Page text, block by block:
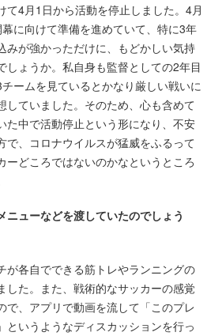
て4月1日から活動を停止しました。4月
に向けて準備を進めていて、特に3年
みが強かっただけに、もどかしい気持
しょうか。私自身も監督としての2年目
ームを見ているとかなり厳しい戦いに
していました。そのため、心も含めて
た中で活動停止という形になり、不安
で、コロナウイルスが猛威をふるって
ーどころではないのかなというところ
ューなどを渡していたのでしょう
が各自でできる筋トレやランニングの
した。また、戦術的なサッカーの感覚
で、アプリで動画を流して「このプレ
というようなディスカッションを行っ